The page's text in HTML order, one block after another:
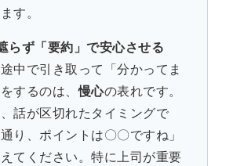
す。
ず「要約」で安心させる
中で引き取って「分かってま
するのは、慢心の表れです。
話が区切れたタイミングで
り、ポイントは〇〇ですね」
てください。特に上司が重要